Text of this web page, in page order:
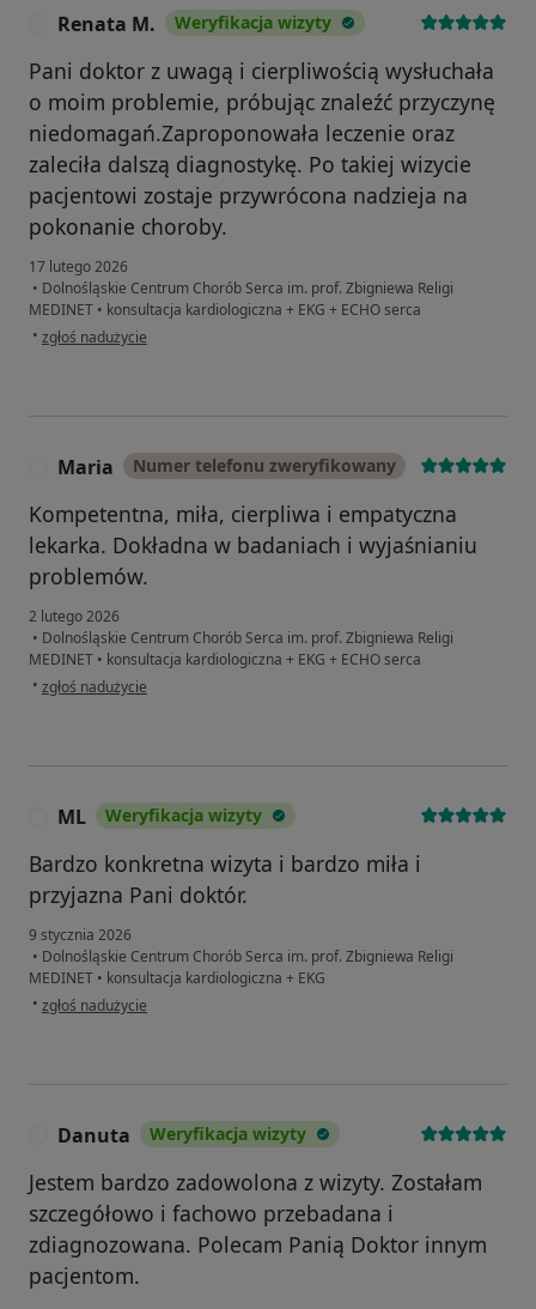
Renata M. Weryfikacja wizyty
Pani doktor z uwagą i cierpliwością wysłuchała
o moim problemie, próbując znaleźć przyczynę
niedomagań.Zaproponowała leczenie oraz
zaleciła dalszą diagnostykę. Po takiej wizycie
pacjentowi zostaje przywrócona nadzieja na
pokonanie choroby.
17 lutego 2026
• Dolnośląskie Centrum Chorób Serca im. prof. Zbigniewa Religi
MEDINET • konsultacja kardiologiczna + EKG + ECHO serca
• w opinii użytkownika Renata M.
zgłoś nadużycie
Maria Numer telefonu zweryfikowany
Kompetentna, miła, cierpliwa i empatyczna
lekarka. Dokładna w badaniach i wyjaśnianiu
problemów.
2 lutego 2026
• Dolnośląskie Centrum Chorób Serca im. prof. Zbigniewa Religi
MEDINET • konsultacja kardiologiczna + EKG + ECHO serca
• w opinii użytkownika Maria
zgłoś nadużycie
ML Weryfikacja wizyty
Bardzo konkretna wizyta i bardzo miła i
przyjazna Pani doktór.
9 stycznia 2026
• Dolnośląskie Centrum Chorób Serca im. prof. Zbigniewa Religi
MEDINET • konsultacja kardiologiczna + EKG
• w opinii użytkownika ML
zgłoś nadużycie
Danuta Weryfikacja wizyty
Jestem bardzo zadowolona z wizyty. Zostałam
szczegółowo i fachowo przebadana i
zdiagnozowana. Polecam Panią Doktor innym
pacjentom.